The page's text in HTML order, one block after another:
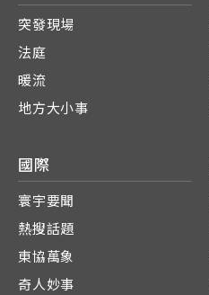
突發現場
法庭
暖流
地方大小事
國際
寰宇要聞
熱搜話題
東協萬象
奇人妙事